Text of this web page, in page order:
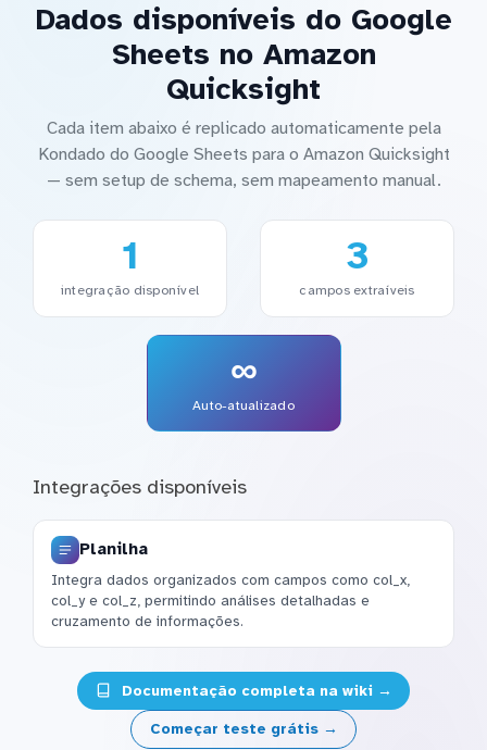
Dados disponíveis do Google
Sheets no Amazon
Quicksight
Cada item abaixo é replicado automaticamente pela
Kondado do Google Sheets para o Amazon Quicksight
— sem setup de schema, sem mapeamento manual.
1
integração disponível
3
campos extraíveis
∞
Auto-atualizado
Integrações disponíveis
Planilha
Integra dados organizados com campos como col_x,
col_y e col_z, permitindo análises detalhadas e
cruzamento de informações.
Documentação completa na wiki →
Começar teste grátis →